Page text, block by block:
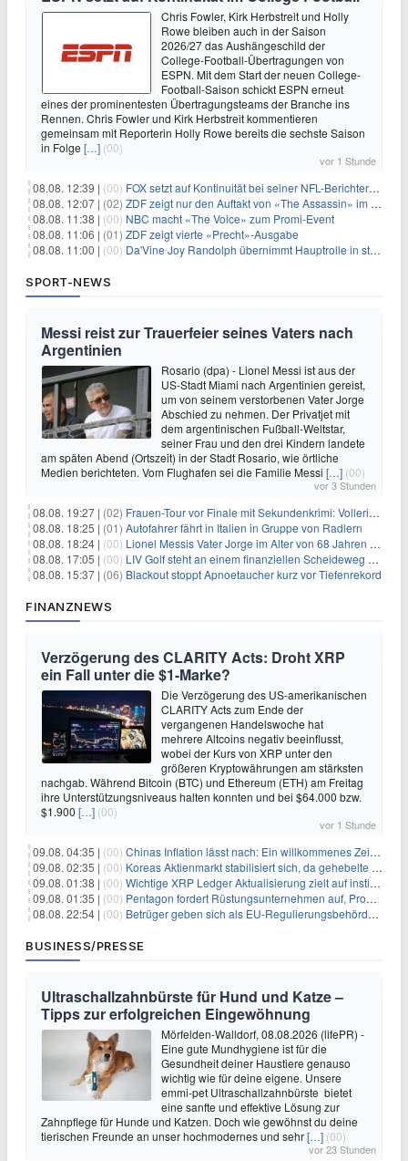
Chris Fowler, Kirk Herbstreit und Holly
Rowe bleiben auch in der Saison
2026/27 das Aushängeschild der
College-Football-Übertragungen von
ESPN. Mit dem Start der neuen College-
Football-Saison schickt ESPN erneut
eines der prominentesten Übertragungsteams der Branche ins
Rennen. Chris Fowler und Kirk Herbstreit kommentieren
gemeinsam mit Reporterin Holly Rowe bereits die sechste Saison
in Folge […] (00)
vor 1 Stunde
08.08. 12:39 | (00) FOX setzt auf Kontinuität bei seiner NFL-Berichterstattung
08.08. 12:07 | (02) ZDF zeigt nur den Auftakt von «The Assassin» im Fernsehen
08.08. 11:38 | (00) NBC macht «The Voice» zum Promi-Event
08.08. 11:06 | (01) ZDF zeigt vierte «Precht»-Ausgabe
08.08. 11:00 | (00) Da'Vine Joy Randolph übernimmt Hauptrolle in starbesetzter schwarzer Komödie
SPORT-NEWS
Messi reist zur Trauerfeier seines Vaters nach
Argentinien
Rosario (dpa) - Lionel Messi ist aus der
US-Stadt Miami nach Argentinien gereist,
um von seinem verstorbenen Vater Jorge
Abschied zu nehmen. Der Privatjet mit
dem argentinischen Fußball-Weltstar,
seiner Frau und den drei Kindern landete
am späten Abend (Ortszeit) in der Stadt Rosario, wie örtliche
Medien berichteten. Vom Flughafen sei die Familie Messi […] (00)
vor 3 Stunden
08.08. 19:27 | (02) Frauen-Tour vor Finale mit Sekundenkrimi: Vollering in Gelb
08.08. 18:25 | (01) Autofahrer fährt in Italien in Gruppe von Radlern
08.08. 18:24 | (00) Lionel Messis Vater Jorge im Alter von 68 Jahren gestorben
08.08. 17:05 | (00) LIV Golf steht an einem finanziellen Scheideweg auf der Suche nach neuen Investitionen
08.08. 15:37 | (06) Blackout stoppt Apnoetaucher kurz vor Tiefenrekord
FINANZNEWS
Verzögerung des CLARITY Acts: Droht XRP
ein Fall unter die $1-Marke?
Die Verzögerung des US-amerikanischen
CLARITY Acts zum Ende der
vergangenen Handelswoche hat
mehrere Altcoins negativ beeinflusst,
wobei der Kurs von XRP unter den
größeren Kryptowährungen am stärksten
nachgab. Während Bitcoin (BTC) und Ethereum (ETH) am Freitag
ihre Unterstützungsniveaus halten konnten und bei $64.000 bzw.
$1.900 […] (00)
vor 1 Stunde
09.08. 04:35 | (00) Chinas Inflation lässt nach: Ein willkommenes Zeichen für Investoren angesichts der Folgen des Öl-Schocks
09.08. 02:35 | (00) Koreas Aktienmarkt stabilisiert sich, da gehebelte Positionen abgebaut werden
09.08. 01:38 | (00) Wichtige XRP Ledger Aktualisierung zielt auf institutionelle Akzeptanz ab
09.08. 01:35 | (00) Pentagon fordert Rüstungsunternehmen auf, Produktion angesichts eskalierender globaler Spannungen zu steigern
08.08. 22:54 | (00) Betrüger geben sich als EU-Regulierungsbehörden aus, um Krypto-Nutzer nach MiCA-Deadline ins Visier zu nehmen
BUSINESS/PRESSE
Ultraschallzahnbürste für Hund und Katze –
Tipps zur erfolgreichen Eingewöhnung
Mörfelden-Walldorf, 08.08.2026 (lifePR) -
Eine gute Mundhygiene ist für die
Gesundheit deiner Haustiere genauso
wichtig wie für deine eigene. Unsere
emmi-pet Ultraschallzahnbürste bietet
eine sanfte und effektive Lösung zur
Zahnpflege für Hunde und Katzen. Doch wie gewöhnst du deine
tierischen Freunde an unser hochmodernes und sehr[…] (00)
vor 23 Stunden